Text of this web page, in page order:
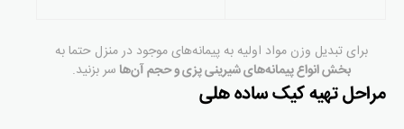
برای تبدیل وزن مواد اولیه به پیمانه‌های موجود در منزل حتما به
بخش انواع پیمانه‌های شیرینی پزی و حجم آن‌ها سر بزنید.
مراحل تهیه کیک ساده هلی